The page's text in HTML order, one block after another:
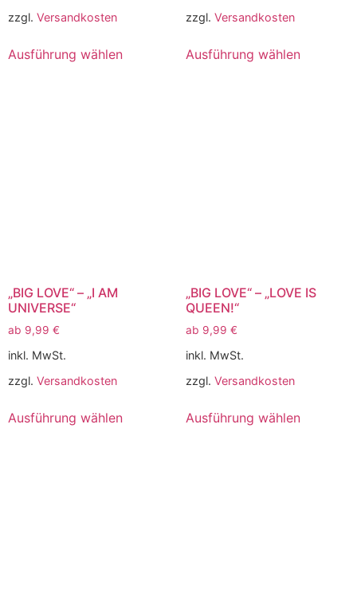
zzgl. Versandkosten
Ausführung wählen
zzgl. Versandkosten
Ausführung wählen
„BIG LOVE“ – „I AM
UNIVERSE“
ab 9,99 €
inkl. MwSt.
zzgl. Versandkosten
Ausführung wählen
„BIG LOVE“ – „LOVE IS
QUEEN!“
ab 9,99 €
inkl. MwSt.
zzgl. Versandkosten
Ausführung wählen